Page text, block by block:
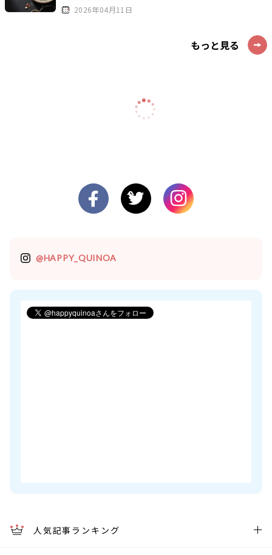
2026年04月11日
もっと見る
@HAPPY_QUINOA
人気記事ランキング